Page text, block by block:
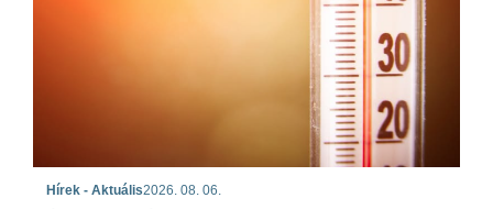
Hírek - Aktuális2026. 08. 06.